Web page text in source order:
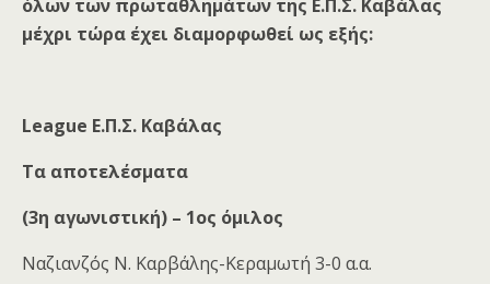
όλων των πρωταθλημάτων της Ε.Π.Σ. Καβάλας
μέχρι τώρα έχει διαμορφωθεί ως εξής:
League Ε.Π.Σ. Καβάλας
Τα αποτελέσματα
(3η αγωνιστική) – 1ος όμιλος
Ναζιανζός Ν. Καρβάλης-Κεραμωτή 3-0 α.α.